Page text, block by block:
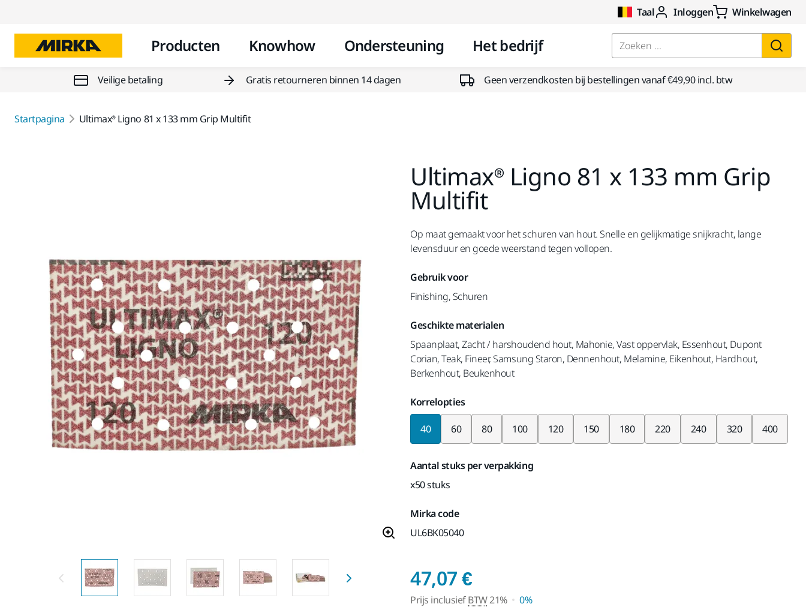
Taal Inloggen Winkelwagen
Producten Knowhow Ondersteuning Het bedrijf Zoeken ...
Veilige betaling Gratis retourneren binnen 14 dagen Geen verzendkosten bij bestellingen vanaf €49,90 incl. btw
Startpagina Ultimax® Ligno 81 x 133 mm Grip Multifit
Ultimax® Ligno 81 x 133 mm Grip
Multifit
Op maat gemaakt voor het schuren van hout. Snelle en gelijkmatige snijkracht, lange
levensduur en goede weerstand tegen vollopen.
Gebruik voor
Finishing, Schuren
Geschikte materialen
Spaanplaat, Zacht / harshoudend hout, Mahonie, Vast oppervlak, Essenhout, Dupont
Corian, Teak, Fineer, Samsung Staron, Dennenhout, Melamine, Eikenhout, Hardhout,
Berkenhout, Beukenhout
Korrelopties
40 60 80 100 120 150 180 220 240 320 400
Aantal stuks per verpakking
x50 stuks
Mirka code
UL6BK05040
47,07 €Prijs inclusief BTW 21%
Prijs inclusiefBTW21%
0%